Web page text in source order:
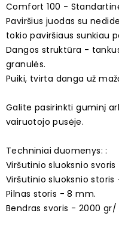
Comfort 100 -
Paviršius juodas su
tokio paviršiaus sunkiau
Dangos struktūra -
granulės.
Puiki, tvirta danga už
Galite pasirinkti guminį
vairuotojo pusėje.
Techniniai duomenys: :
Viršutinio sluoksnio
Viršutinio sluoksnio
Pilnas storis - 8 mm.
Bendras svoris - 2000 gr/